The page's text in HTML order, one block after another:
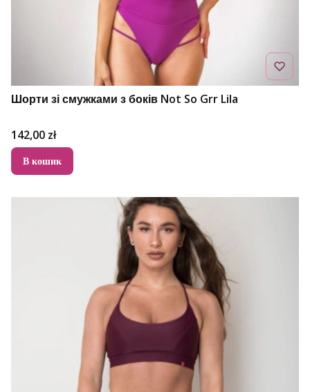
Шорти зі смужками з боків Not So Grr Lila
Ціна
142,00 zł
В кошик